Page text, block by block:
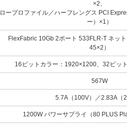
×2、
ロープロファイル／ハーフレングス PCI
ー）×1）
FlexFabric 10Gb 2ポート 533FLR-T ネッ
45×2）
16ビットカラー：1920×1200、32ビッ
567W
5.7A（100V）／2.83A（
1200W パワーサプライ（80 PLUS